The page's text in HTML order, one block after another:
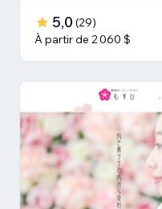
5,0 (29)
À partir de 2 060 $